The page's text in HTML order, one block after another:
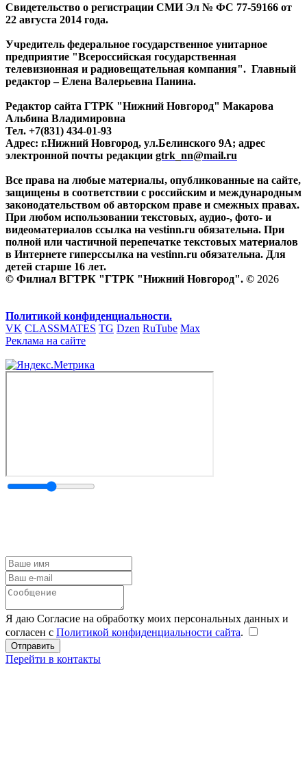
Свидетельство о регистрации СМИ Эл № ФС 77-59166 от
22 августа 2014 года.
Учредитель федеральное государственное унитарное
предприятие "Всероссийская государственная
телевизионная и радиовещательная компания". Главный
редактор – Елена Валерьевна Панина.
Редактор сайта ГТРК "Нижний Новгород" Макарова
Альбина Владимировна
Тел. +7(831) 434-01-93
Адрес: г.Нижний Новгород, ул.Белинского 9А; адрес
электронной почты редакции gtrk_nn@mail.ru
Все права на любые материалы, опубликованные на сайте,
защищены в соответствии с российским и международным
законодательством об авторском праве и смежных правах.
При любом использовании текстовых, аудио-, фото- и
видеоматериалов ссылка на vestinn.ru обязательна. При
полной или частичной перепечатке текстовых материалов
в Интернете гиперссылка на vestinn.ru обязательна. Для
детей старше 16 лет.
© Филиал ВГТРК "ГТРК "Нижний Новгород". © 2026
Политикой конфиденциальности.
VK CLASSMATES TG Dzen RuTube Max
Реклама на сайте
Я даю Согласие на обработку моих персональных данных и
согласен с Политикой конфиденциальности сайта.
Перейти в контакты